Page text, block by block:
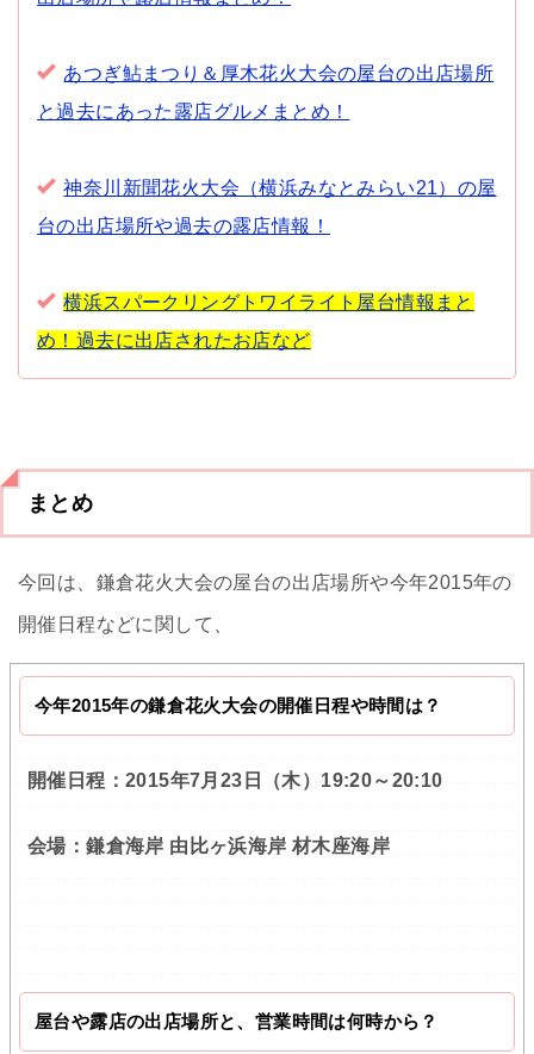
あつぎ鮎まつり＆厚木花火大会の屋台の出店場所
と過去にあった露店グルメまとめ！
神奈川新聞花火大会（横浜みなとみらい21）の屋
台の出店場所や過去の露店情報！
横浜スパークリングトワイライト屋台情報まと
め！過去に出店されたお店など
まとめ
今回は、鎌倉花火大会の屋台の出店場所や今年2015年の
開催日程などに関して、
今年2015年の鎌倉花火大会の開催日程や時間は？
開催日程：2015年7月23日（木）19:20～20:10
会場：鎌倉海岸 由比ヶ浜海岸 材木座海岸
屋台や露店の出店場所と、営業時間は何時から？